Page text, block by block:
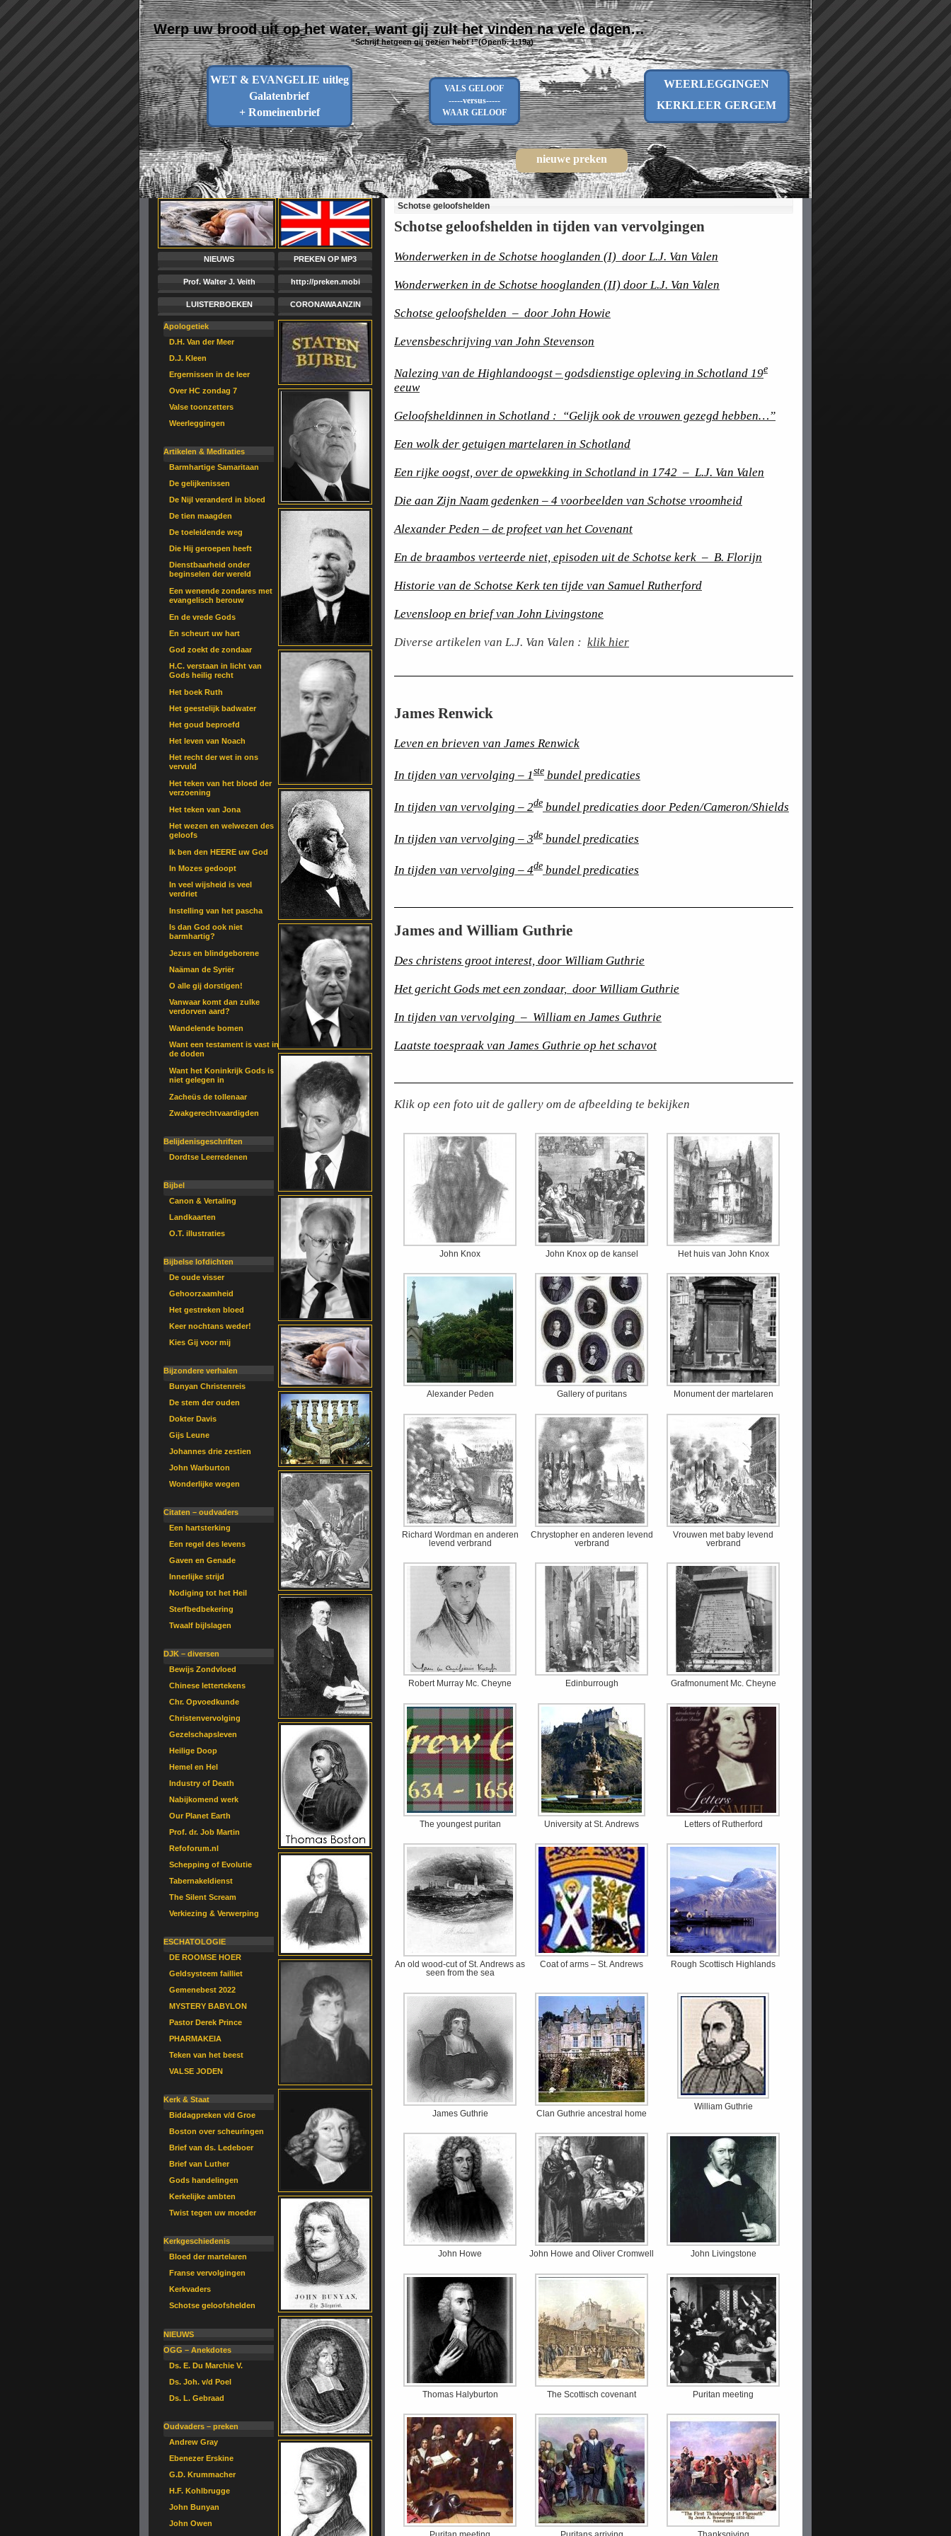
WET & EVANGELIE uitleg
Galatenbrief
+ Romeinenbrief
WEERLEGGINGEN
KERKLEER GERGEM
VALS GELOOF
-----versus-----
WAAR GELOOF
nieuwe preken
Werp uw brood uit op het water, want gij zult het vinden na vele dagen…
“Schrijf hetgeen gij gezien hebt !”(Openb. 1:19a)
NIEUWS
Prof. Walter J. Veith
LUISTERBOEKEN
Apologetiek
D.H. Van der Meer
D.J. Kleen
Ergernissen in de leer
Over HC zondag 7
Valse toonzetters
Weerleggingen
Artikelen & Meditaties
Barmhartige Samaritaan
De gelijkenissen
De Nijl veranderd in bloed
De tien maagden
De toeleidende weg
Die Hij geroepen heeft
Dienstbaarheid onder
beginselen der wereld
Een wenende zondares met
evangelisch berouw
En de vrede Gods
En scheurt uw hart
God zoekt de zondaar
H.C. verstaan in licht van
Gods heilig recht
Het boek Ruth
Het geestelijk badwater
Het goud beproefd
Het leven van Noach
Het recht der wet in ons
vervuld
Het teken van het bloed der
verzoening
Het teken van Jona
Het wezen en welwezen des
geloofs
Ik ben den HEERE uw God
In Mozes gedoopt
In veel wijsheid is veel
verdriet
Instelling van het pascha
Is dan God ook niet
barmhartig?
Jezus en blindgeborene
Naäman de Syriër
O alle gij dorstigen!
Vanwaar komt dan zulke
verdorven aard?
Wandelende bomen
Want een testament is vast in
de doden
Want het Koninkrijk Gods is
niet gelegen in
Zacheüs de tollenaar
Zwakgerechtvaardigden
Belijdenisgeschriften
Dordtse Leerredenen
Bijbel
Canon & Vertaling
Landkaarten
O.T. illustraties
Bijbelse lofdichten
De oude visser
Gehoorzaamheid
Het gestreken bloed
Keer nochtans weder!
Kies Gij voor mij
Bijzondere verhalen
Bunyan Christenreis
De stem der ouden
Dokter Davis
Gijs Leune
Johannes drie zestien
John Warburton
Wonderlijke wegen
Citaten – oudvaders
Een hartsterking
Een regel des levens
Gaven en Genade
Innerlijke strijd
Nodiging tot het Heil
Sterfbedbekering
Twaalf bijlslagen
DJK – diversen
Bewijs Zondvloed
Chinese lettertekens
Chr. Opvoedkunde
Christenvervolging
Gezelschapsleven
Heilige Doop
Hemel en Hel
Industry of Death
Nabijkomend werk
Our Planet Earth
Prof. dr. Job Martin
Refoforum.nl
Schepping of Evolutie
Tabernakeldienst
The Silent Scream
Verkiezing & Verwerping
ESCHATOLOGIE
DE ROOMSE HOER
Geldsysteem failliet
Gemenebest 2022
MYSTERY BABYLON
Pastor Derek Prince
PHARMAKEIA
Teken van het beest
VALSE JODEN
Kerk & Staat
Biddagpreken v/d Groe
Boston over scheuringen
Brief van ds. Ledeboer
Brief van Luther
Gods handelingen
Kerkelijke ambten
Twist tegen uw moeder
Kerkgeschiedenis
Bloed der martelaren
Franse vervolgingen
Kerkvaders
Schotse geloofshelden
NIEUWS
OGG – Anekdotes
Ds. E. Du Marchie V.
Ds. Joh. v/d Poel
Ds. L. Gebraad
Oudvaders – preken
Andrew Gray
Ebenezer Erskine
G.D. Krummacher
H.F. Kohlbrugge
John Bunyan
John Owen
PREKEN OP MP3
http://preken.mobi
CORONAWAANZIN
Schotse geloofshelden
Schotse geloofshelden in tijden van vervolgingen
Wonderwerken in de Schotse hooglanden (I) door L.J. Van Valen
Wonderwerken in de Schotse hooglanden (II) door L.J. Van Valen
Schotse geloofshelden – door John Howie
Levensbeschrijving van John Stevenson
Nalezing van de Highlandoogst – godsdienstige opleving in Schotland 19e
eeuw
Geloofsheldinnen in Schotland : “Gelijk ook de vrouwen gezegd hebben…”
Een wolk der getuigen martelaren in Schotland
Een rijke oogst, over de opwekking in Schotland in 1742 – L.J. Van Valen
Die aan Zijn Naam gedenken – 4 voorbeelden van Schotse vroomheid
Alexander Peden – de profeet van het Covenant
En de braambos verteerde niet, episoden uit de Schotse kerk – B. Florijn
Historie van de Schotse Kerk ten tijde van Samuel Rutherford
Levensloop en brief van John Livingstone
Diverse artikelen van L.J. Van Valen : klik hier
James Renwick
Leven en brieven van James Renwick
In tijden van vervolging – 1ste bundel predicaties
In tijden van vervolging – 2de bundel predicaties door Peden/Cameron/Shields
In tijden van vervolging – 3de bundel predicaties
In tijden van vervolging – 4de bundel predicaties
James and William Guthrie
Des christens groot interest, door William Guthrie
Het gericht Gods met een zondaar, door William Guthrie
In tijden van vervolging – William en James Guthrie
Laatste toespraak van James Guthrie op het schavot
Klik op een foto uit de gallery om de afbeelding te bekijken
John Knox John Knox op de kansel Het huis van John Knox
Alexander Peden Gallery of puritans Monument der martelaren
Richard Wordman en anderen
levend verbrand
Chrystopher en anderen levend
verbrand
Vrouwen met baby levend
verbrand
Robert Murray Mc. Cheyne Edinburrough Grafmonument Mc. Cheyne
The youngest puritan University at St. Andrews Letters of Rutherford
An old wood-cut of St. Andrews as
seen from the sea
Coat of arms – St. Andrews Rough Scottisch Highlands
James Guthrie Clan Guthrie ancestral home
William Guthrie
John Howe John Howe and Oliver Cromwell John Livingstone
Thomas Halyburton The Scottisch covenant Puritan meeting